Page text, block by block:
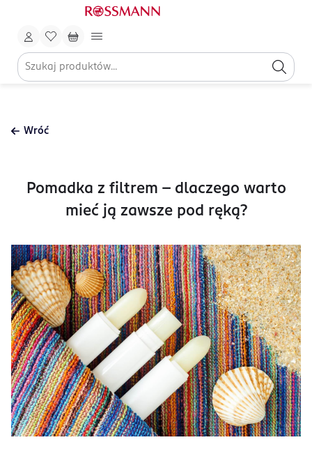
Wróć
Pomadka z filtrem – dlaczego warto
mieć ją zawsze pod ręką?